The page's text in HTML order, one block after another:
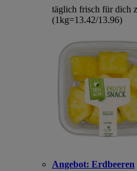
täglich frisch für dich
(1kg=13.42/13.96)
Angebot: Erdbeeren